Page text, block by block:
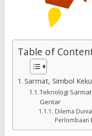
Table of
Sarmat, Simbol
Teknologi
Gentar
Dilema
Perlombaan